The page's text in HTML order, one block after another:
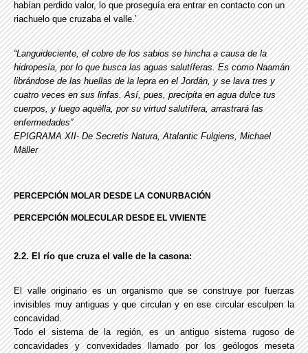
habían perdido valor, lo que proseguía era entrar en contacto con un
riachuelo que cruzaba el valle.’
“Languideciente, el cobre de los sabios se hincha a causa de la
hidropesía, por lo que busca las aguas salutíferas. Es como Naamán
librándose de las huellas de la lepra en el Jordán, y se lava tres y
cuatro veces en sus linfas. Así, pues, precipita en agua dulce tus
cuerpos, y luego aquélla, por su virtud salutífera, arrastrará las
enfermedades”
EPIGRAMA XII- De Secretis Natura, Atalantic Fulgiens, Michael
Mäller
PERCEPCIÓN MOLAR DESDE LA CONURBACIÓN
PERCEPCIÓN MOLECULAR DESDE EL VIVIENTE
2.2. El río que cruza el valle de la casona:
El valle originario es un organismo que se construye por fuerzas
invisibles muy antiguas y que circulan y en ese circular esculpen la
concavidad.
Todo el sistema de la región, es un antiguo sistema rugoso de
concavidades y convexidades llamado por los geólogos meseta